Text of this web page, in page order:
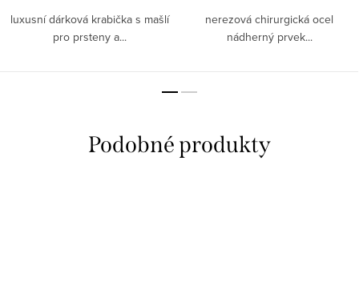
luxusní dárková krabička s mašlí
pro prsteny a...
nerezová chirurgická ocel
nádherný prvek...